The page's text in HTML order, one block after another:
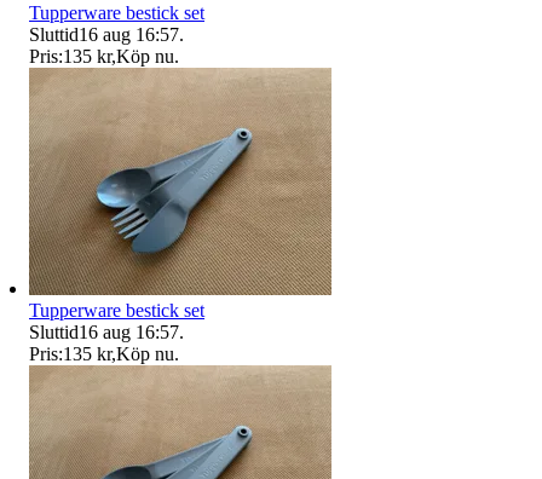
Tupperware bestick set
Sluttid16 aug 16:57.
Pris:135 kr,Köp nu.
Tupperware bestick set
Sluttid16 aug 16:57.
Pris:135 kr,Köp nu.